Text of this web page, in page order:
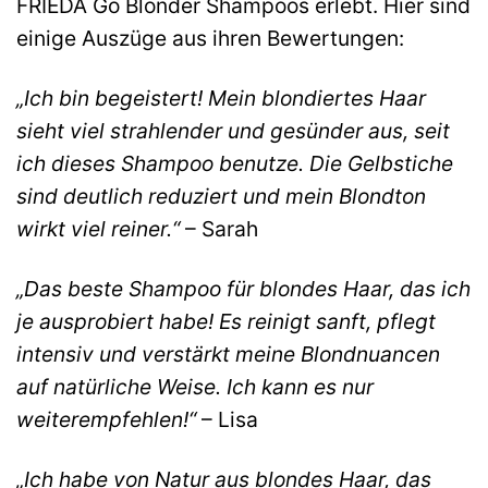
FRIEDA Go Blonder Shampoos erlebt. Hier sind
einige Auszüge aus ihren Bewertungen:
„Ich bin begeistert! Mein blondiertes Haar
sieht viel strahlender und gesünder aus, seit
ich dieses Shampoo benutze. Die Gelbstiche
sind deutlich reduziert und mein Blondton
wirkt viel reiner.“– Sarah
„Das beste Shampoo für blondes Haar, das ich
je ausprobiert habe! Es reinigt sanft, pflegt
intensiv und verstärkt meine Blondnuancen
auf natürliche Weise. Ich kann es nur
weiterempfehlen!“– Lisa
„Ich habe von Natur aus blondes Haar, das